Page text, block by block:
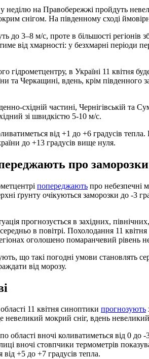
неділю на Правобережжі пройдуть
снігом. На південному сході
до 3–8 м/с, проте в більшості регіонів
від хмарності: у безхмарні періоди
гідрометцентру, в Україні 11 квітня
та Черкащині, вдень, крім південного
східній частині, Чернігівській та
зі швидкістю 5-10 м/с.
від +1 до +6 градусів
до +13 градусів вище нуля.
про заморозки
попереджають про небезпечні
ґрунту очікуються заморозки до -3
прогнозується в західних,
в повітрі. Похолодання 11
оголошено помаранчевий рівень
що такі погодні умови становлять
від морозу.
11 квітня синоптики прогнозують
невеликий мокрий сніг, вдень
області вночі коливатиметься від 0 до
вночі стовпчики термометрів
+5 до +7 градусів тепла.